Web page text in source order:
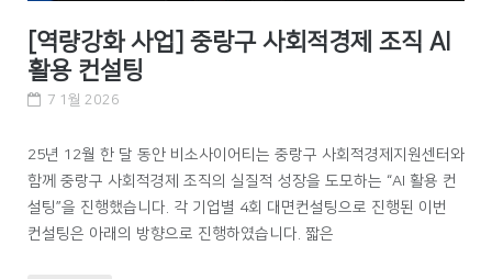
[역량강화 사업] 중랑구 사회적경제 조직 AI
활용 컨설팅
7 1월 2026
25년 12월 한 달 동안 비소사이어티는 중랑구 사회적경제지원센터와
함께 중랑구 사회적경제 조직의 실질적 성장을 도모하는 “AI 활용 컨
설팅”을 진행했습니다. 각 기업별 4회 대면컨설팅으로 진행된 이번
컨설팅은 아래의 방향으로 진행하였습니다. 짧은